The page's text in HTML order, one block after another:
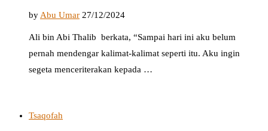
by Abu Umar 27/12/2024
Ali bin Abi Thalib berkata, “Sampai hari ini aku belum
pernah mendengar kalimat-kalimat seperti itu. Aku ingin
segeta menceriterakan kepada …
Tsaqofah